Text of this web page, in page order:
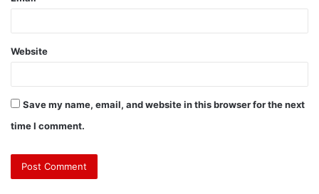
Website
Save my name, email, and website in this browser for the next
time I comment.